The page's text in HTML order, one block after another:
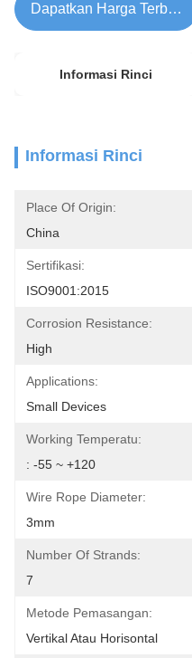
Dapatkan Harga Terbaik
Informasi Rinci
Informasi Rinci
Place Of Origin:
China
Sertifikasi:
ISO9001:2015
Corrosion Resistance:
High
Applications:
Small Devices
Working Temperatu:
: -55 ~ +120
Wire Rope Diameter:
3mm
Number Of Strands:
7
Metode Pemasangan:
Vertikal Atau Horisontal